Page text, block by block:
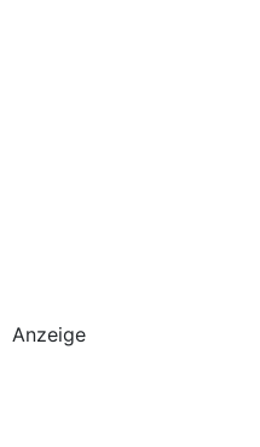
Anzeige